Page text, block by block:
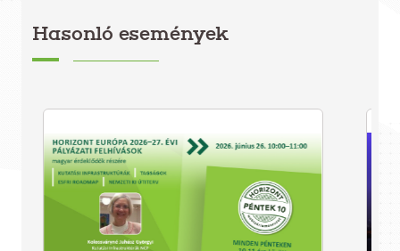
Hasonló események